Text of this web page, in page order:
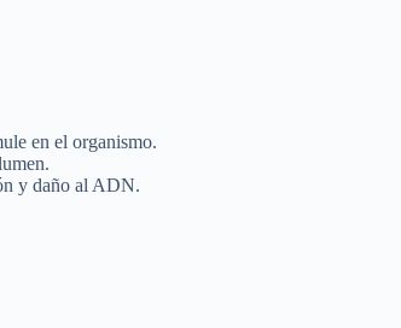
en el organismo.
y daño al ADN.